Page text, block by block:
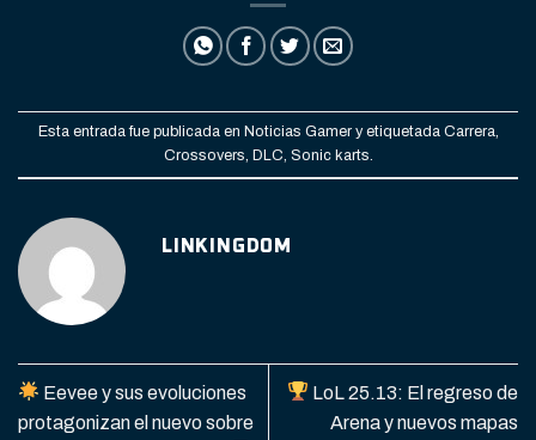
Esta entrada fue publicada en Noticias Gamery etiquetada Carrera,
Crossovers, DLC, Sonic karts.
LINKINGDOM
Eevee y sus evoluciones
protagonizan el nuevo sobre
LoL 25.13: El regreso de
Arena y nuevos mapas